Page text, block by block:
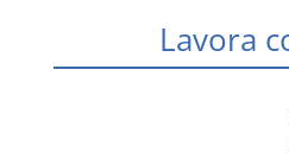
Lavora